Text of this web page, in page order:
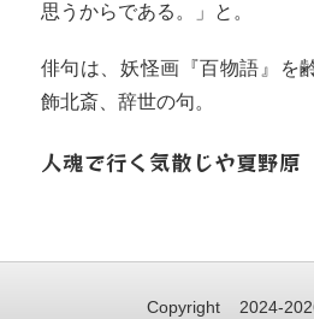
思うからである。」と。
俳句は、妖怪画『百物語』を
飾北斎、辞世の句。
人魂で行く気散じや夏野原
Copyright 2024-